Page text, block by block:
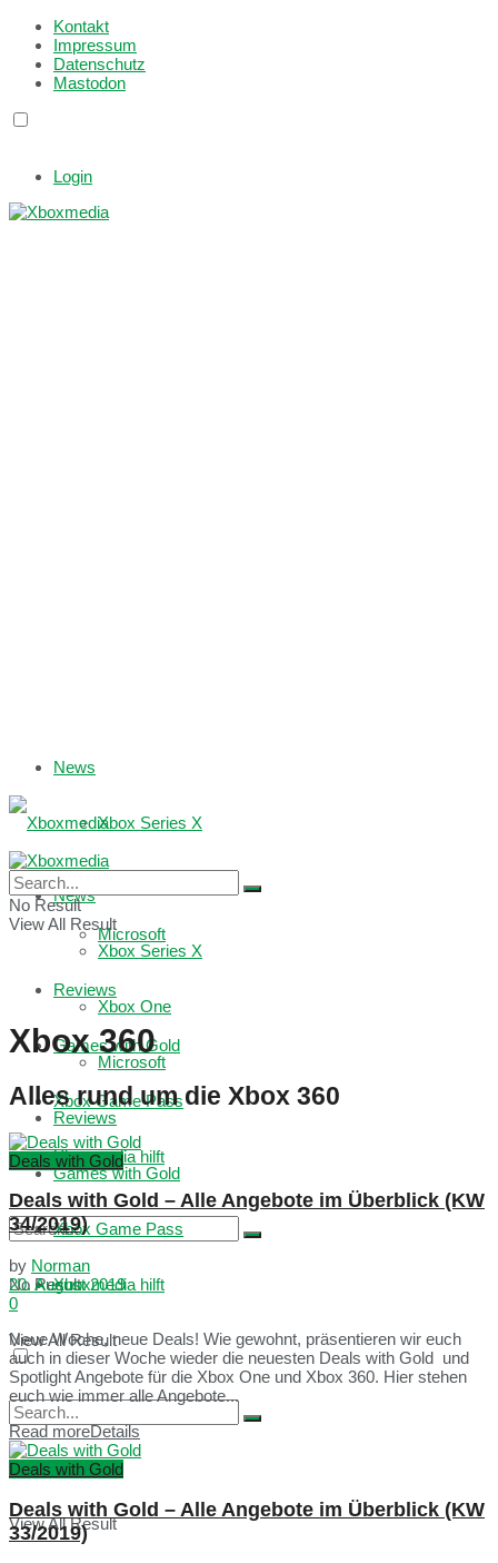
Kontakt
Impressum
Datenschutz
Mastodon
Login
News
Xbox Series X
Microsoft
Reviews
Games with Gold
Xbox Game Pass
Xboxmedia hilft
No Result
View All Result
News
Xbox Series X
Xbox One
Microsoft
Reviews
Games with Gold
Xbox Game Pass
Xboxmedia hilft
No Result
View All Result
No Result
View All Result
Xbox 360
Alles rund um die Xbox 360
Deals with Gold
Deals with Gold – Alle Angebote im Überblick (KW
34/2019)
by Norman
20. August 2019
0
Neue Woche, neue Deals! Wie gewohnt, präsentieren wir euch
auch in dieser Woche wieder die neuesten Deals with Gold und
Spotlight Angebote für die Xbox One und Xbox 360. Hier stehen
euch wie immer alle Angebote...
Read moreDetails
Deals with Gold
Deals with Gold – Alle Angebote im Überblick (KW
33/2019)